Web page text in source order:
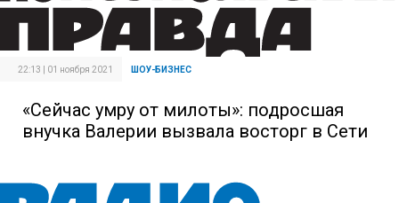
22:13 | 01 ноября 2021 ШОУ-БИЗНЕС
«Сейчас умру от милоты»: подросшая
внучка Валерии вызвала восторг в Сети